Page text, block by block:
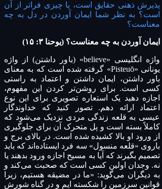
پذیرش ذهنی حقایق است، یا چیزی فراتر از آن
است؟ به نظر شما ایمان آوردن در دل به چه
معناست؟
ایمان آوردن به چه معناست؟ (یوحنا ۳: ۱۵)
واژه انگلیسی «believe» (باور داشتن) از واژه
یونانی «Pisteuō» گرفته شده است که به معنای
باور داشتن، ایمان داشتن و اعتماد به راستی
کسی است. برای روشن‌تر کردن این مفهوم،
اجازه دهید یک استعاره تصویری برای این نوع
اعتماد ارائه دهم. تصور کنید که خداوندگار
عیسی به قلعه زندگی مردی نزدیک می‌شود که
کاملاً بسته است و پل متحرک آن برای جلوگیری
از ورود او بالا کشیده شده است. در بالای برج و
باروی «قلعه منسول» سه فرد ایستاده‌اند که باید
تصمیم بگیرند که آیا به مسیح اجازه ورود بدهند یا
نه. وجدان اولین کسی است که صحبت می‌کند و
به دیگران می‌گوید: «ما در مضیقه هستیم، زیرا
قوانین سرزمین را شکسته ایم و در گناه شورش